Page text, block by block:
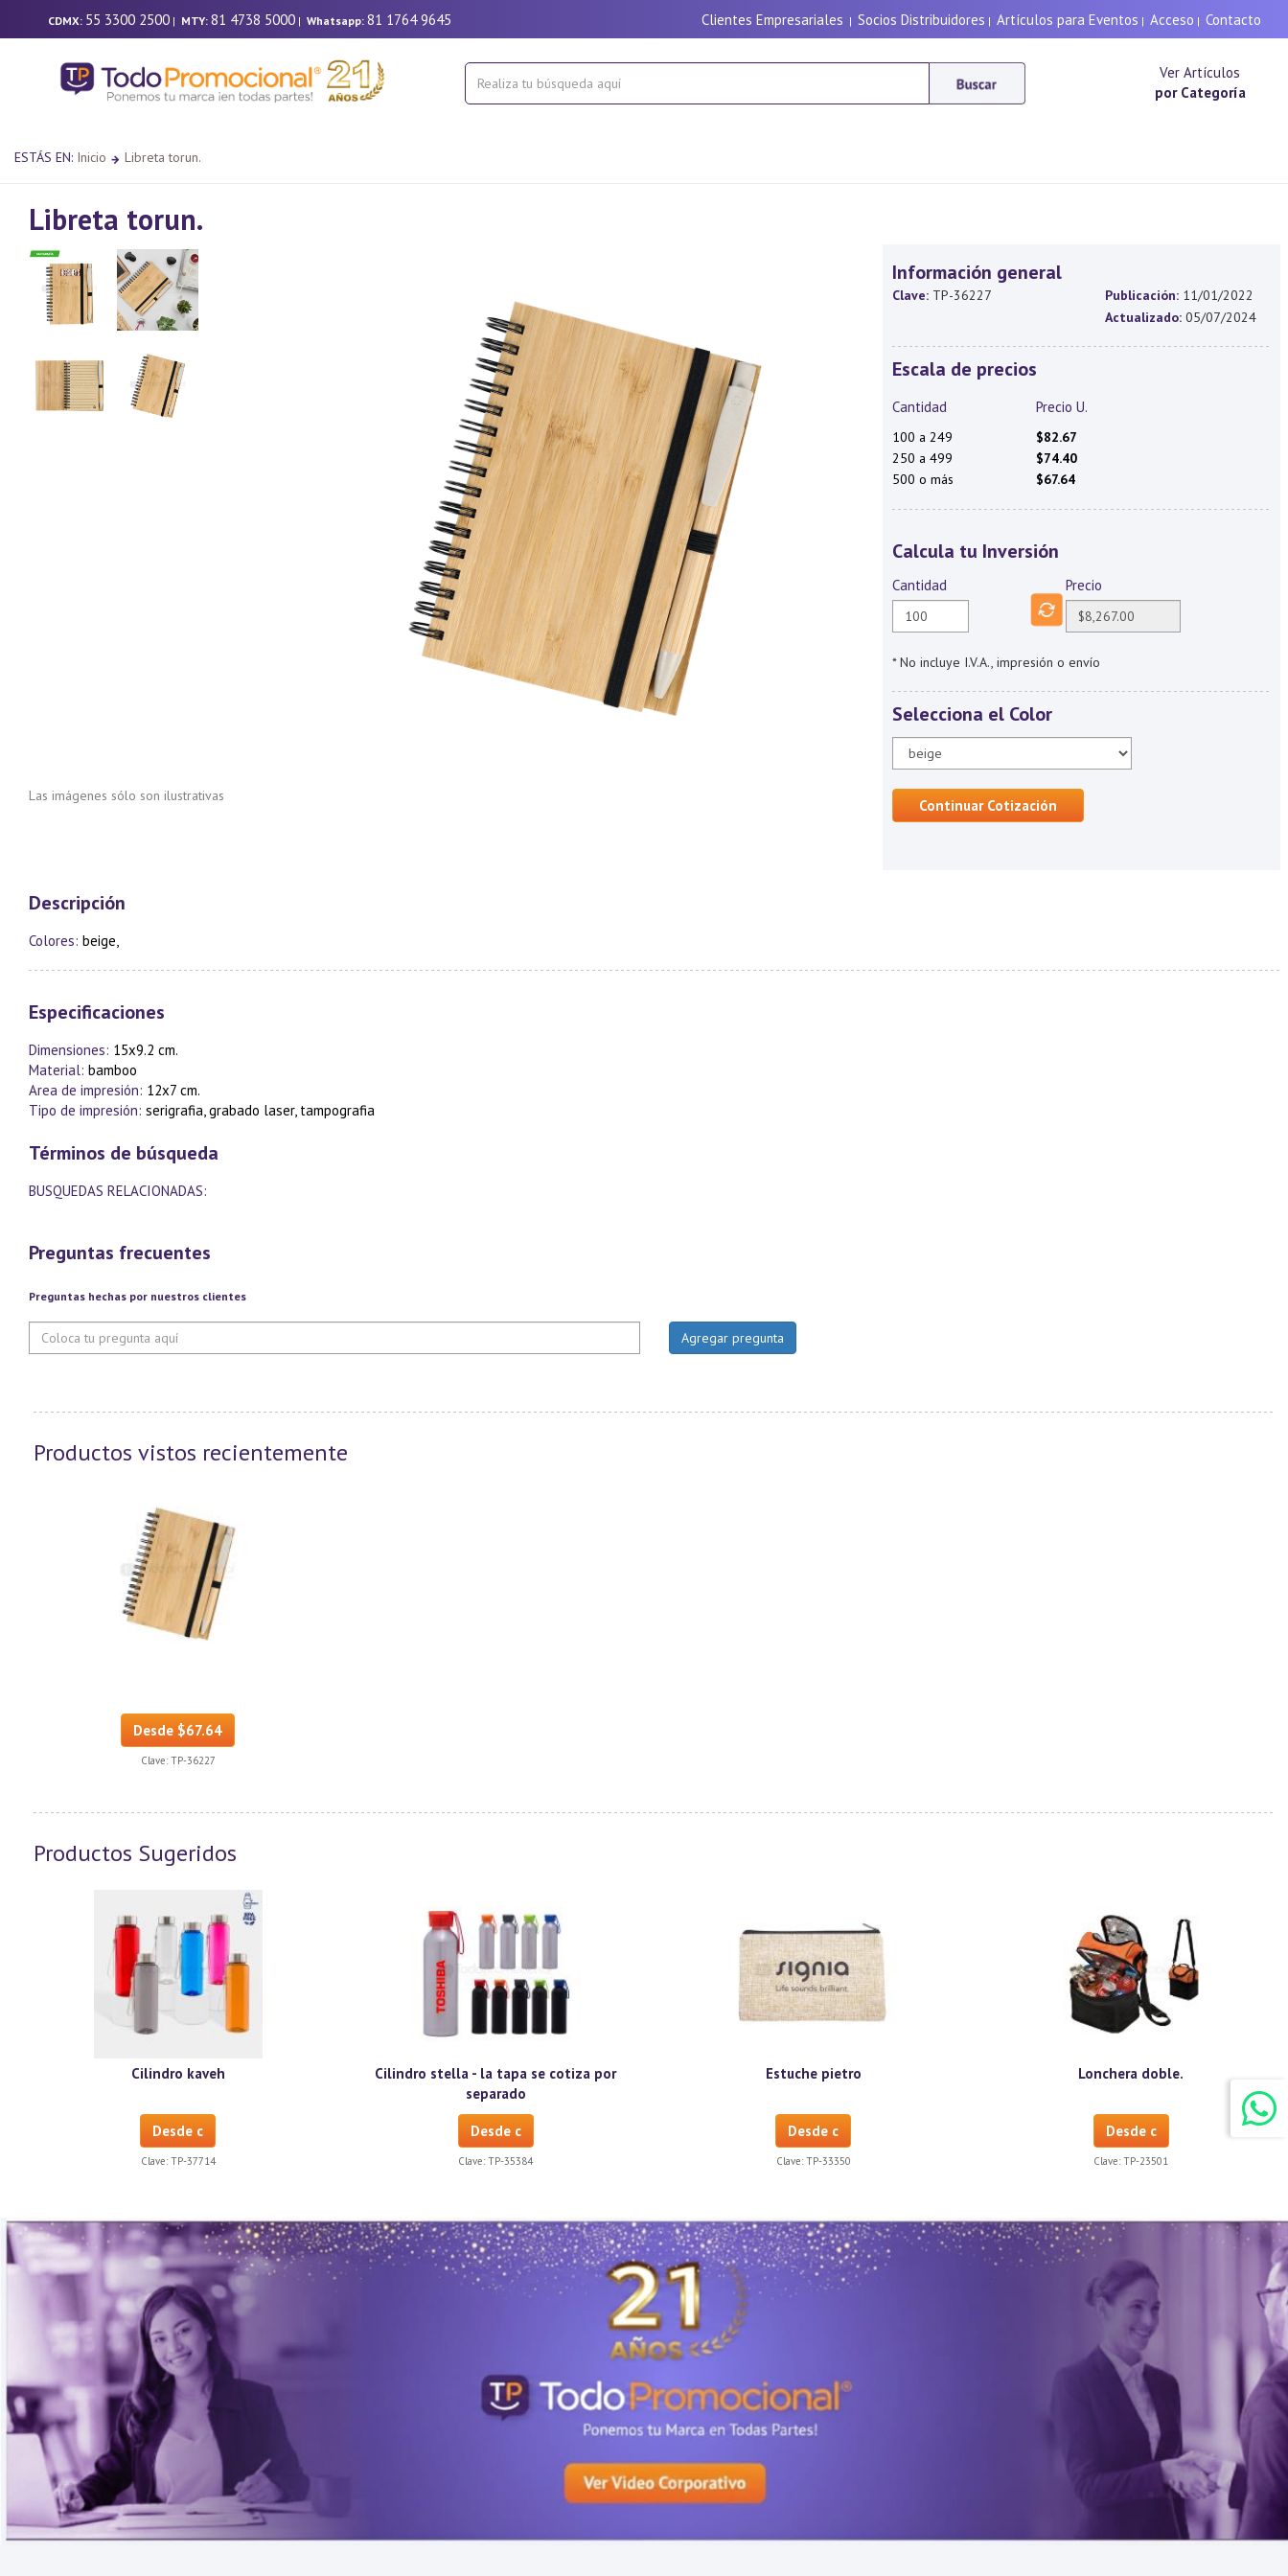
CDMX: 55 3300 2500 | MTY: 81 4738 5000 | Whatsapp: 81 1764 9645 Clientes Empresariales | Socios Distribuidores | Artículos para Eventos | Acceso | Contacto
Ver Artículos
por Categoría
ESTÁS EN: Inicio Libreta torun.
Libreta torun.
Las imágenes sólo son ilustrativas
Información general
Clave: TP-36227 Publicación: 11/01/2022
Actualizado: 05/07/2024
Escala de precios
Cantidad Precio U.
100 a 249
$82.67
250 a 499
$74.40
500 o más
$67.64
Calcula tu Inversión
Cantidad Precio
* No incluye I.V.A., impresión o envío
Selecciona el Color
Continuar Cotización
Descripción
Colores: beige,
Especificaciones
Dimensiones: 15x9.2 cm.
Material: bamboo
Area de impresión: 12x7 cm.
Tipo de impresión: serigrafia, grabado laser, tampografia
Términos de búsqueda
BUSQUEDAS RELACIONADAS:
Preguntas frecuentes
Preguntas hechas por nuestros clientes
Productos vistos recientemente
Desde $67.64
Clave: TP-36227
Productos Sugeridos
Cilindro kaveh
Desde c
Clave: TP-37714
Cilindro stella - la tapa se cotiza por
separado
Desde c
Clave:TP-35384
Estuche pietro
Desde c
Clave: TP-33350
Lonchera doble.
Desde c
Clave:TP-23501